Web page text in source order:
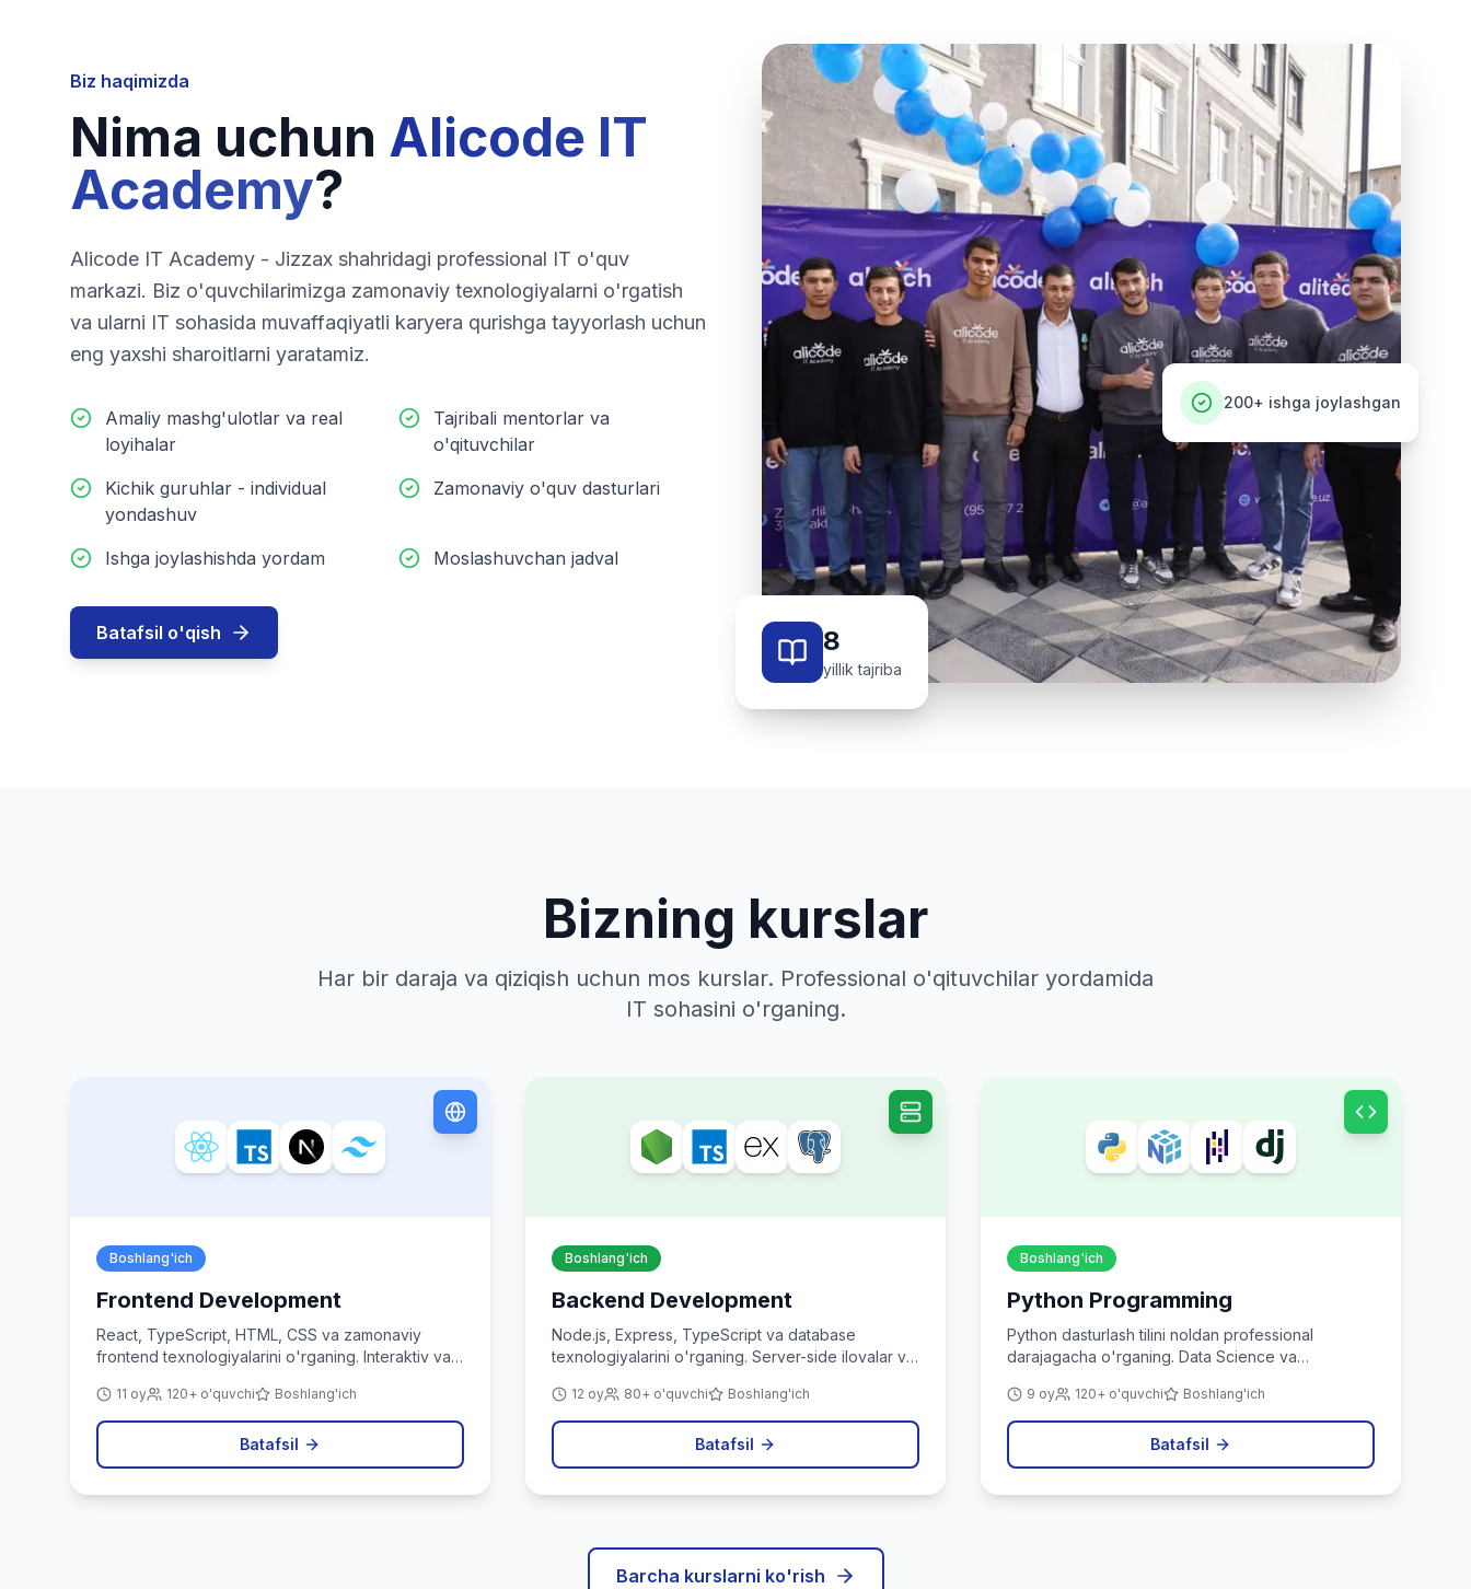
Biz haqimizda
Nima uchun Alicode IT
Academy?
Alicode IT Academy - Jizzax shahridagi professional IT o'quv
markazi. Biz o'quvchilarimizga zamonaviy texnologiyalarni o'rgatish
va ularni IT sohasida muvaffaqiyatli karyera qurishga tayyorlash uchun
eng yaxshi sharoitlarni yaratamiz.
Amaliy mashg'ulotlar va real
loyihalar
Tajribali mentorlar va
o'qituvchilar
Kichik guruhlar - individual
yondashuv
Zamonaviy o'quv dasturlari
Ishga joylashishda yordam Moslashuvchan jadval
Batafsil o'qish 8
yillik tajriba
200+ ishga joylashgan
Bizning kurslar
Har bir daraja va qiziqish uchun mos kurslar. Professional o'qituvchilar yordamida
IT sohasini o'rganing.
Boshlang'ich
Frontend Development
React, TypeScript, HTML, CSS va zamonaviy
frontend texnologiyalarini o'rganing. Interaktiv va
11 oy 120+ o'quvchi Boshlang'ich
Batafsil
Boshlang'ich
Backend Development
Node.js, Express, TypeScript va database
texnologiyalarini o'rganing. Server-side ilovalar va
12 oy 80+ o'quvchi Boshlang'ich
Batafsil
Boshlang'ich
Python Programming
Python dasturlash tilini noldan professional
darajagacha o'rganing. Data Science va
9 oy 120+ o'quvchi Boshlang'ich
Batafsil
Barcha kurslarni ko'rish